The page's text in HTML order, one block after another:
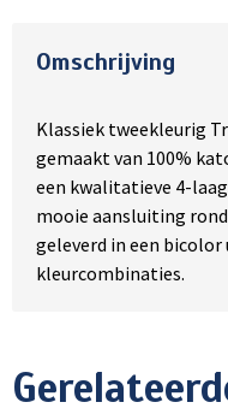
Omschrijving
Klassiek tweekleurig
gemaakt van 100%
een kwalitatieve 4-
mooie aansluiting
geleverd in een
kleurcombinaties.